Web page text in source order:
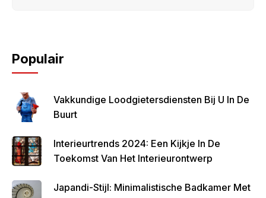
Populair
Vakkundige Loodgietersdiensten Bij U In De
Buurt
Interieurtrends 2024: Een Kijkje In De
Toekomst Van Het Interieurontwerp
Japandi-Stijl: Minimalistische Badkamer Met